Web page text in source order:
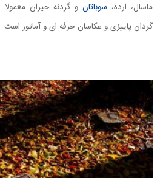
ماسال، ارده،سوباتان و گردنه حیران
گردان پاییزی و عکاسان حرفه ای و آماتور است.